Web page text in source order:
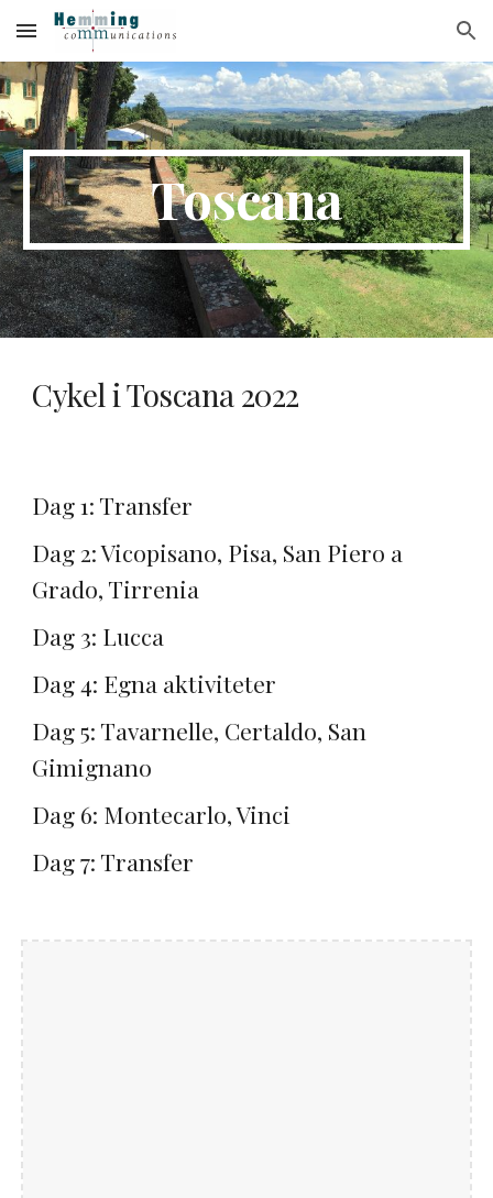
Skip to main content Skip to navigation
Toscana
Cykel i Toscana 2022
Dag 1: Transfer
Dag 2: Vicopisano, Pisa, San Piero a
Grado, Tirrenia
Dag 3: Lucca
Dag 4: Egna aktiviteter
Dag 5: Tavarnelle, Certaldo, San
Gimignano
Dag 6: Montecarlo, Vinci
Dag 7: Transfer